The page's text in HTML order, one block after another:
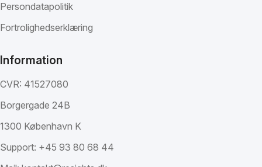
Persondatapolitik
Fortrolighedserklæring
Information
CVR: 41527080
Borgergade 24B
1300 København K
Support: +45 93 80 68 44